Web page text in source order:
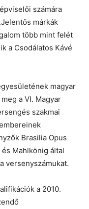
számára
márkák
több mint felét
a Csodálatos Kávé
magyar
a VI. Magyar
szakmai
Brasilia Opus
Mahlkönig által
versenyszámukat.
a 2010.